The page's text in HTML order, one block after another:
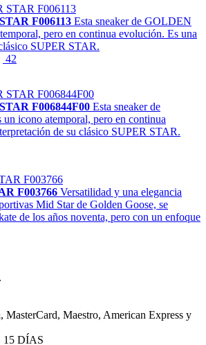
F006113 Esta sneaker de GOLDEN
pero en continua evolución. Es una
SUPER STAR.
42
F006844F00 Esta sneaker de
icono atemporal, pero en continua
de su clásico SUPER STAR.
F003766 Versatilidad y una elegancia
Mid Star de Golden Goose, se
de los años noventa, pero con un enfoque
MasterCard, Maestro, American Express y